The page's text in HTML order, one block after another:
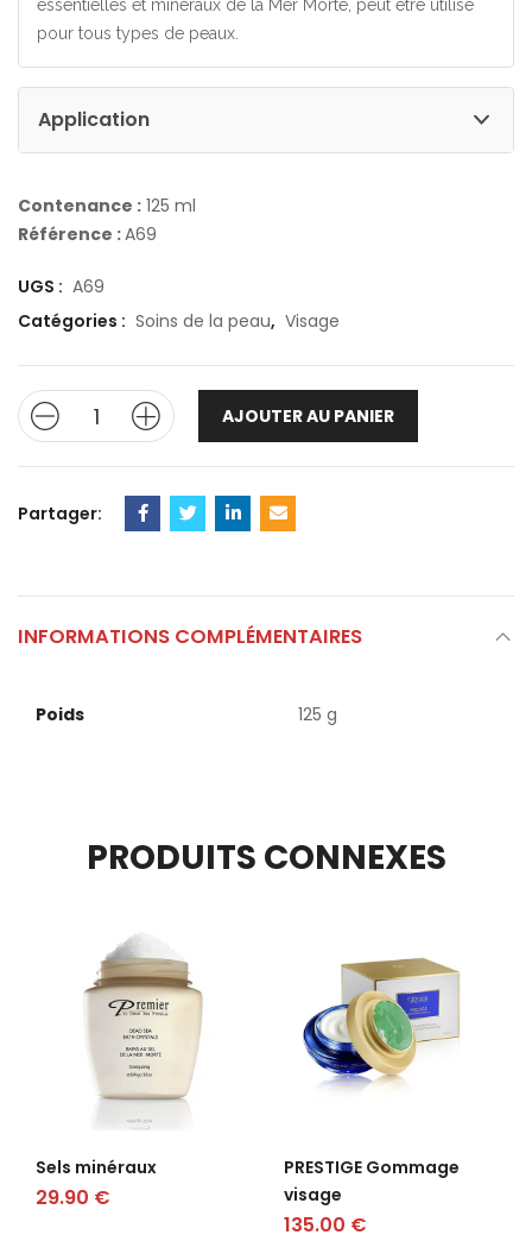
essentielles et minéraux de la Mer Morte, peut être utilisé
pour tous types de peaux.
Application
Contenance : 125 ml
Référence :A69
UGS : A69
Catégories : Soins de la peau, Visage
AJOUTER AU PANIER
Partager:
INFORMATIONS COMPLÉMENTAIRES
Poids 125 g
PRODUITS CONNEXES
Sels minéraux
29.90 €
PRESTIGE Gommage
visage
135.00 €